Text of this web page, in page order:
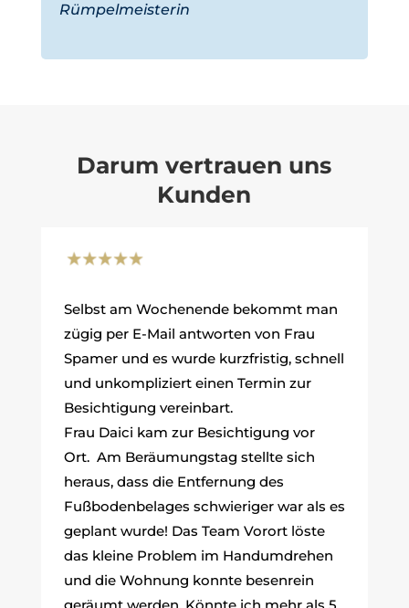
Rümpelmeisterin
Darum vertrauen uns
Kunden
Selbst am Wochenende bekommt man
zügig per E-Mail antworten von Frau
Spamer und es wurde kurzfristig, schnell
und unkompliziert einen Termin zur
Besichtigung vereinbart.
Frau Daici kam zur Besichtigung vor
Ort. Am Beräumungstag stellte sich
heraus, dass die Entfernung des
Fußbodenbelages schwieriger war als es
geplant wurde! Das Team Vorort löste
das kleine Problem im Handumdrehen
und die Wohnung konnte besenrein